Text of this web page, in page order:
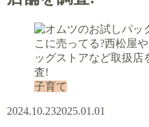
子育て
2024.10.232025.01.01